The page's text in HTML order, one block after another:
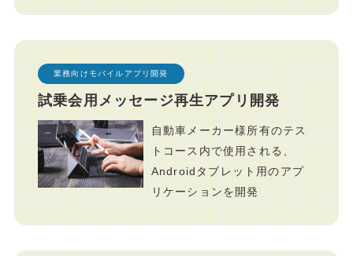
業務向けモバイルアプリ開発
試乗会用メッセージ再生アプリ開発
自動車メーカー様所有のテス
トコース内で使用される、
Androidタブレット用のアプ
リケーションを開発